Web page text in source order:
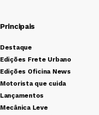
Principais
Destaque
Edições Frete Urbano
Edições Oficina News
Motorista que cuida
Lançamentos
Mecânica Leve